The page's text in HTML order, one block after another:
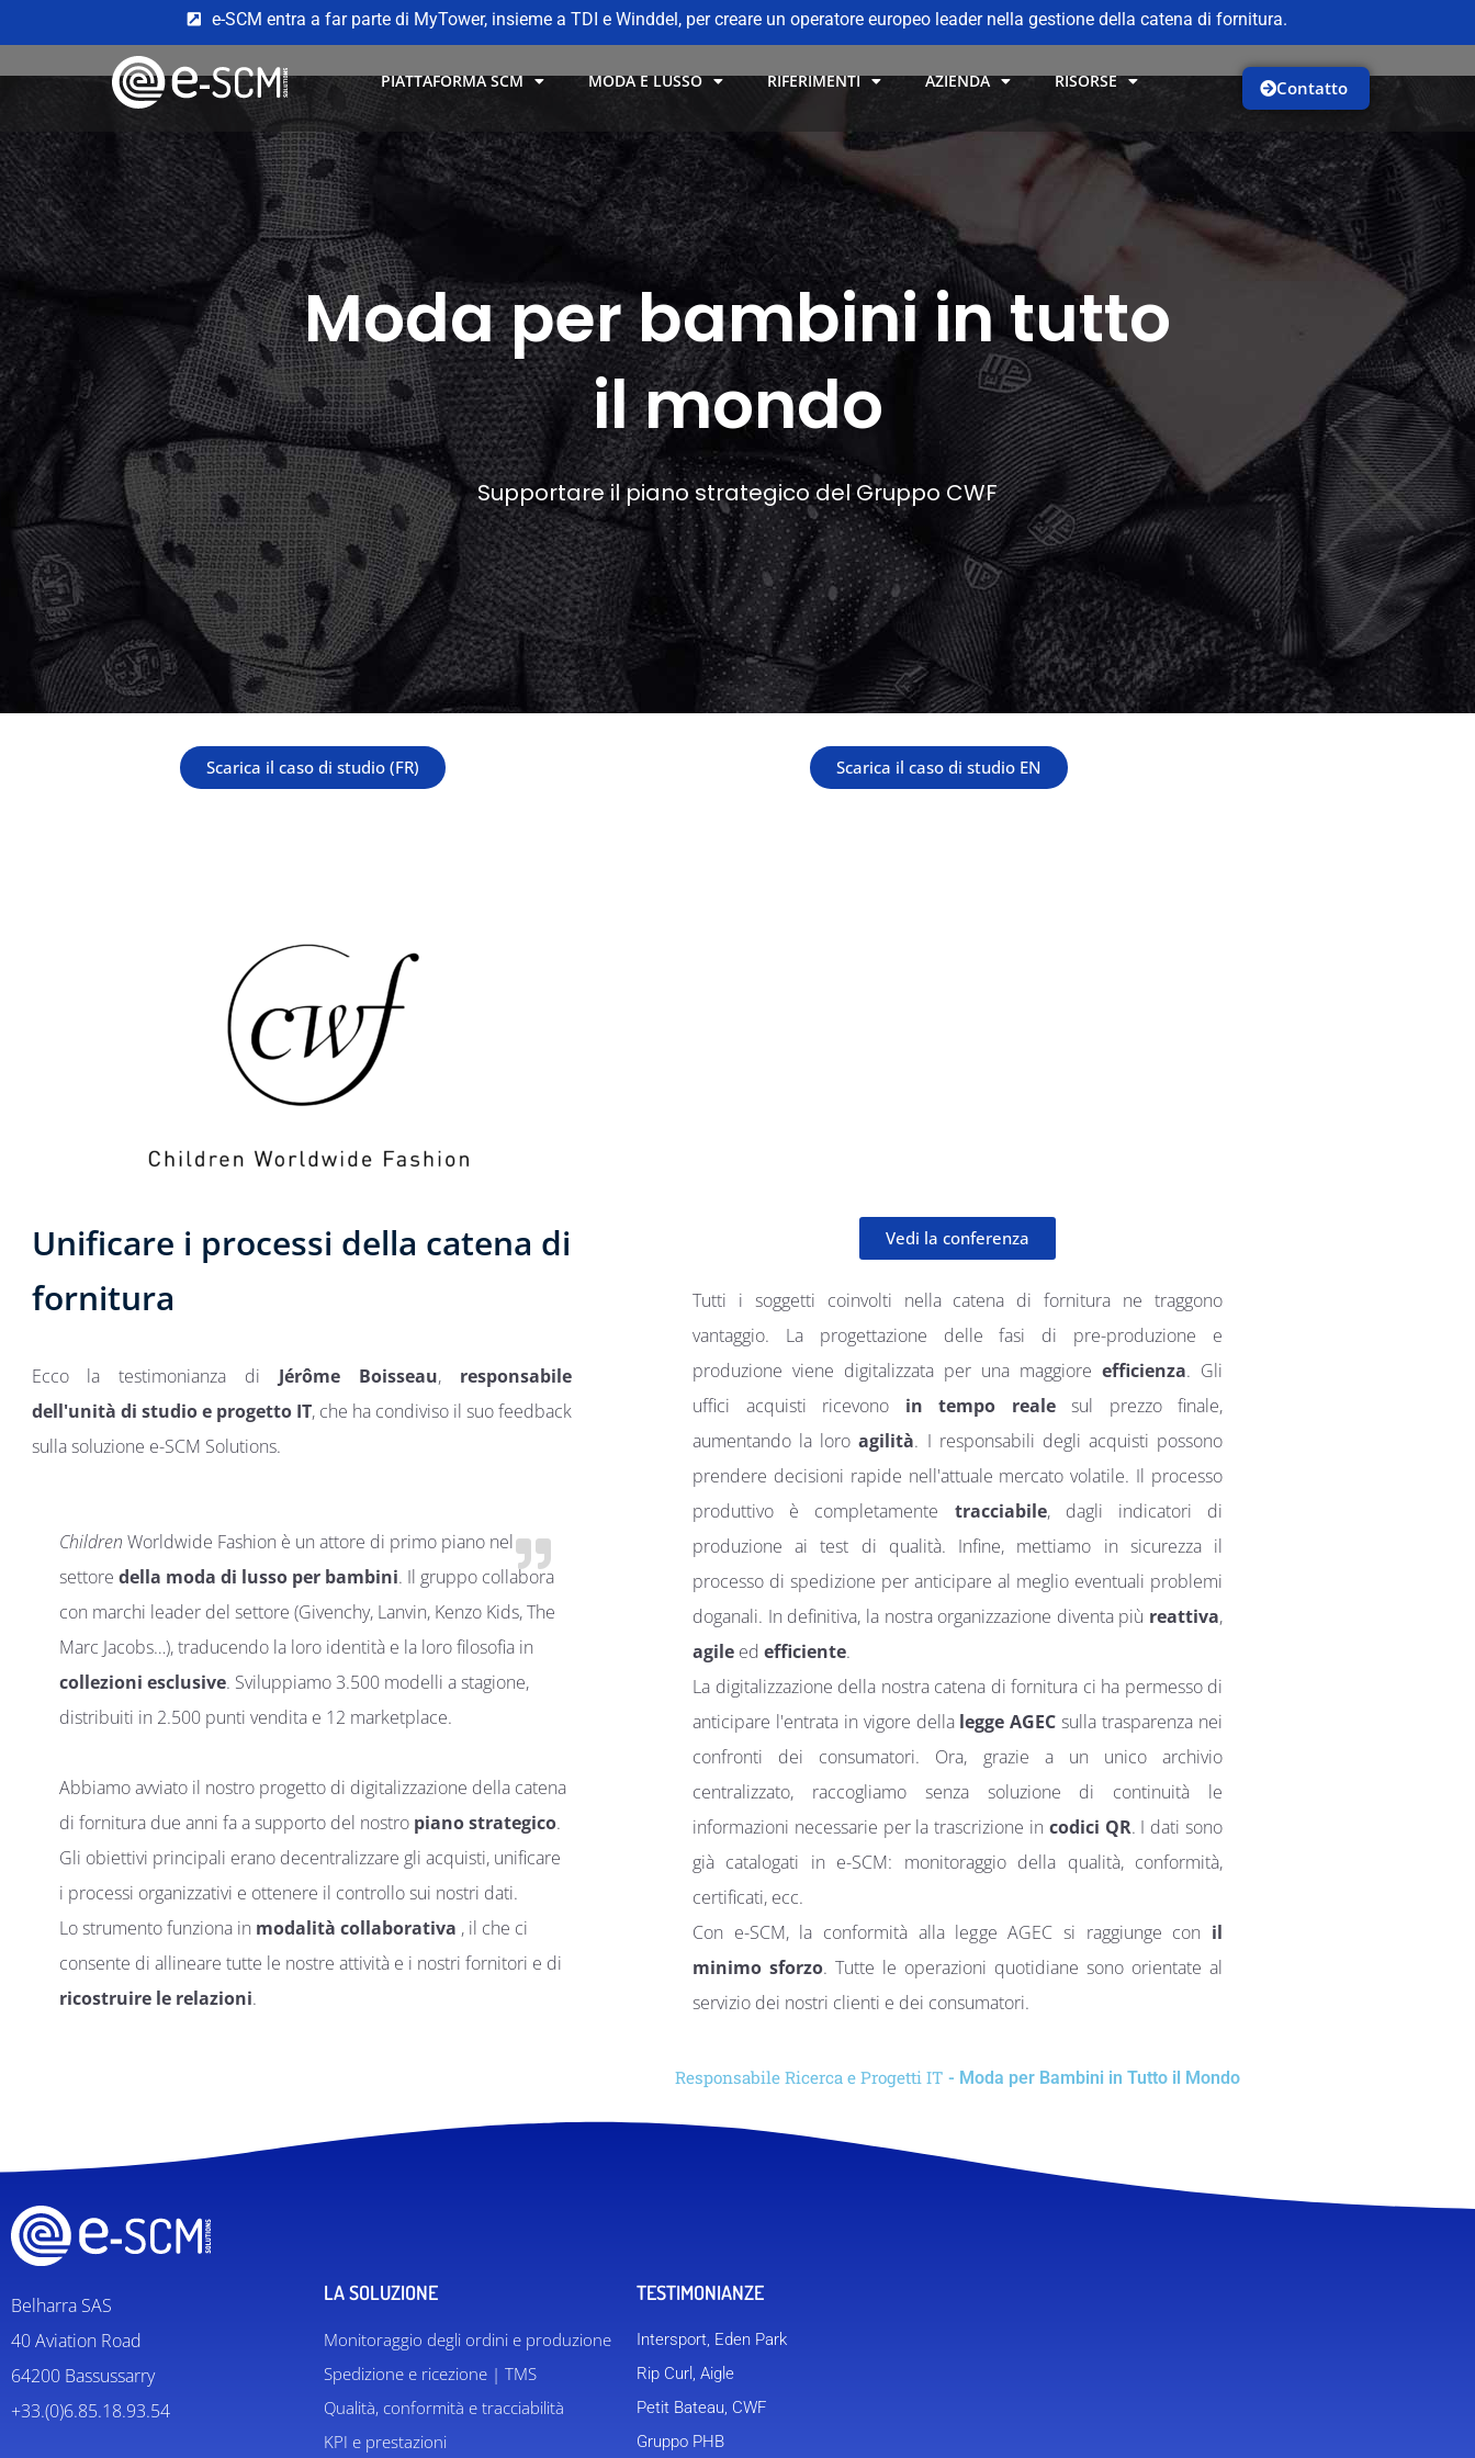
e-SCM entra a far parte di MyTower, insieme a TDI e Winddel, per creare un operatore europeo leader nella gestione della catena di fornitura.
PIATTAFORMA SCM MODA E LUSSO RIFERIMENTI AZIENDA RISORSE Contatto
Moda per bambini in tutto
il mondo
Supportare il piano strategico del Gruppo CWF
Scarica il caso di studio (FR) Scarica il caso di studio EN
Unificare i processi della catena di
fornitura
Ecco la testimonianza di Jérôme Boisseau, responsabile
dell'unità di studio e progetto IT, che ha condiviso il suo feedback
sulla soluzione e-SCM Solutions.
Children Worldwide Fashion è un attore di primo piano nel
settore della moda di lusso per bambini. Il gruppo collabora
con marchi leader del settore (Givenchy, Lanvin, Kenzo Kids, The
Marc Jacobs…), traducendo la loro identità e la loro filosofia in
collezioni esclusive. Sviluppiamo 3.500 modelli a stagione,
distribuiti in 2.500 punti vendita e 12 marketplace.
Abbiamo avviato il nostro progetto di digitalizzazione della catena
di fornitura due anni fa a supporto del nostro piano strategico.
Gli obiettivi principali erano decentralizzare gli acquisti, unificare
i processi organizzativi e ottenere il controllo sui nostri dati.
Lo strumento funziona in modalità collaborativa , il che ci
consente di allineare tutte le nostre attività e i nostri fornitori e di
ricostruire le relazioni.
Vedi la conferenza
Tutti i soggetti coinvolti nella catena di fornitura ne traggono
vantaggio. La progettazione delle fasi di pre-produzione e
produzione viene digitalizzata per una maggiore efficienza. Gli
uffici acquisti ricevono in tempo realesul prezzo finale,
aumentando la loroagilità. I ​​responsabili degli acquisti possono
prendere decisioni rapide nell'attuale mercato volatile. Il processo
produttivo è completamente tracciabile, dagli indicatori di
produzione ai test di qualità. Infine, mettiamo in sicurezza il
processo di spedizione per anticipare al meglio eventuali problemi
doganali. In definitiva, la nostra organizzazione diventa più reattiva,
agile ed efficiente.
La digitalizzazione della nostra catena di fornitura ci ha permesso di
anticipare l'entrata in vigore dellalegge AGEC sulla trasparenza nei
confronti dei consumatori. Ora, grazie a un unico archivio
centralizzato, raccogliamo senza soluzione di continuità le
informazioni necessarie per la trascrizione in codici QR. I dati sono
già catalogati in e-SCM: monitoraggio della qualità, conformità,
certificati, ecc.
Con e-SCM, la conformità alla legge AGEC si raggiunge con il
minimo sforzo. Tutte le operazioni quotidiane sono orientate al
servizio dei nostri clienti e dei consumatori.
Responsabile Ricerca e Progetti IT - Moda per Bambini in Tutto il Mondo
Belharra SAS
40 Aviation Road
64200 Bassussarry
+33.(0)6.85.18.93.54
LA SOLUZIONE
Monitoraggio degli ordini e produzione
Spedizione e ricezione | TMS
Qualità, conformità e tracciabilità
KPI e prestazioni
TESTIMONIANZE
Intersport, Eden Park
Rip Curl, Aigle
Petit Bateau, CWF
Gruppo PHB